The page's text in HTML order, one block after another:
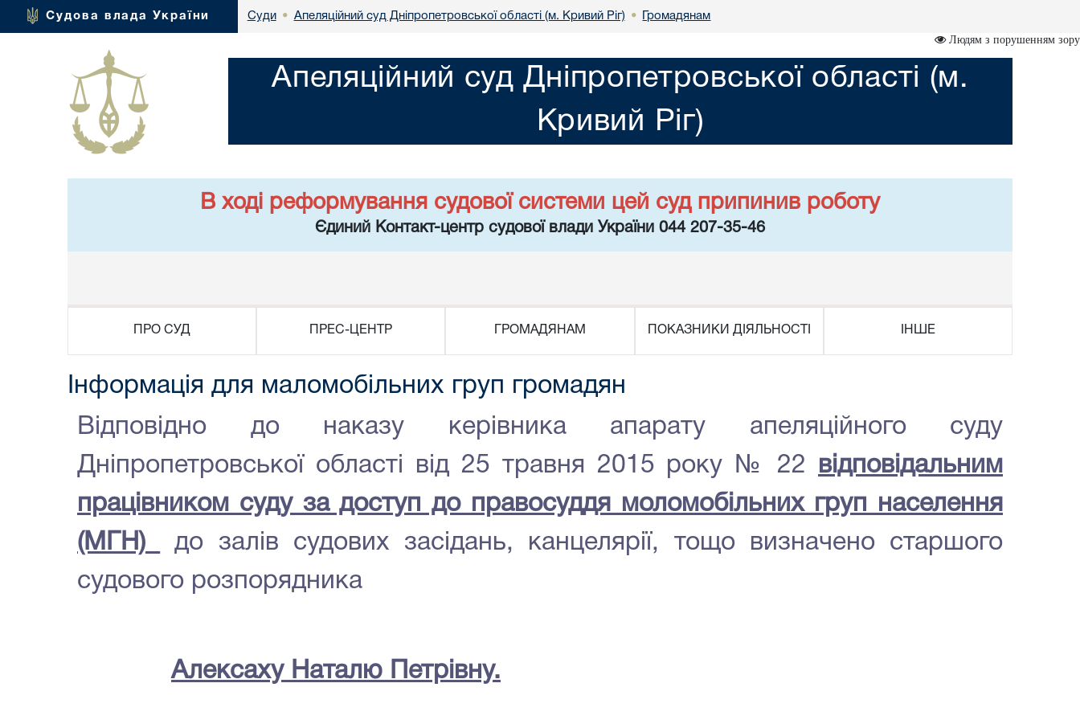
Судова влада України Суди • Апеляційний суд Дніпропетровської області (м. Кривий Ріг) • Громадянам
Людям з порушенням зору
Апеляційний суд Дніпропетровської області (м.
Кривий Ріг)
В ході реформування судової системи цей суд припинив роботу
Єдиний Контакт-центр судової влади України 044 207-35-46
ПРО СУД ПРЕС-ЦЕНТР ГРОМАДЯНАМ ПОКАЗНИКИ ДІЯЛЬНОСТІ ІНШЕ
Інформація для маломобільних груп громадян
Відповідно до наказу керівника апарату апеляційного суду
Дніпропетровської області від 25 травня 2015 року № 22 відповідальним
працівником суду за доступ до правосуддя моломобільних груп населення
(МГН)
до залів судових засідань, канцелярії, тощо визначено старшого
судового розпорядника
Алексаху Наталю Петрівну.